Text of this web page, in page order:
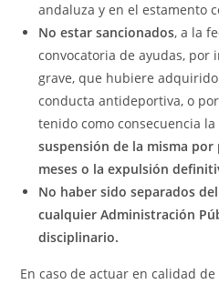
andaluza y en el estamento
No estar sancionados, a la
convocatoria de ayudas, por
grave, que hubiere
conducta antideportiva, o
tenido como consecuencia la
suspensión de la misma
meses o la expulsión
No haber sido separados
cualquier Administración
disciplinario.
En caso de actuar en calidad